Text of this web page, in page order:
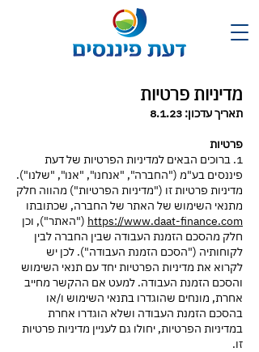
מדיניות פרטיות
תאריך עדכון: 8.1.23
פרטיות
1. ברוכים הבאים למדיניות הפרטיות של דעת
פיננסים בע"מ ("החברה", "אנחנו", "אנו", "שלנו").
מדיניות פרטיות זו ("מדיניות הפרטיות") מהווה חלק
מתנאי השימוש של האתר של החברה, שכתובתו
https://www.daat-finance.com ("האתר"), וכן
חלק מהסכם הזמנת העבודה שבין החברה לבין
לקוחותיה ("הסכם הזמנת העבודה"). לכן יש
לקרוא את מדיניות הפרטיות יחד עם תנאי השימוש
והסכם הזמנת העבודה. למעט אם ההקשר מחייב
אחרת, מונחים שהוגדרו בתנאי השימוש ו/או
בהסכם הזמנת העבודה ושלא הוגדרו אחרת
במדיניות הפרטיות, יחולו גם לעניין מדיניות פרטיות
זו.